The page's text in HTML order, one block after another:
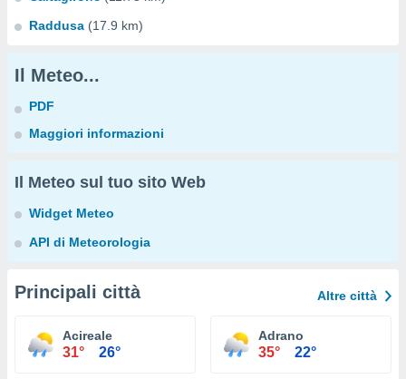
Raddusa (17.9 km)
Il Meteo...
PDF
Maggiori informazioni
Il Meteo sul tuo sito Web
Widget Meteo
API di Meteorologia
Principali città Altre città
Acireale
31° 26°
Adrano
35° 22°